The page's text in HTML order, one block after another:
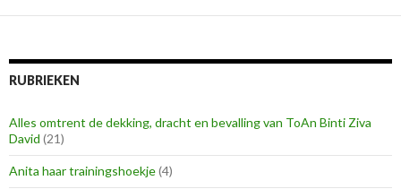
RUBRIEKEN
Alles omtrent de dekking, dracht en bevalling van ToAn Binti Ziva
David (21)
Anita haar trainingshoekje(4)